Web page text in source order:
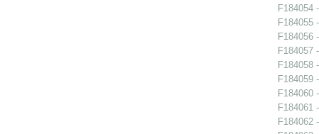
F184054
F184055
F184056
F184057
F184058
F184059
F184060
F184061
F184062